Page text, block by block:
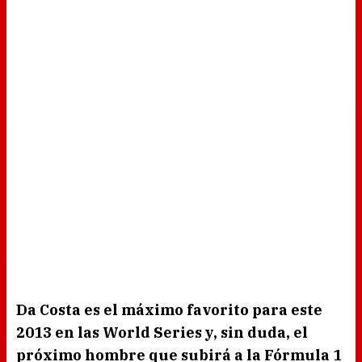
Da Costa es el máximo favorito para este
2013 en las World Series y, sin duda, el
próximo hombre que subirá a la Fórmula 1